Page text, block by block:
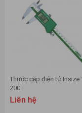
Thước cặp điện tử Insize
200
Liên hệ